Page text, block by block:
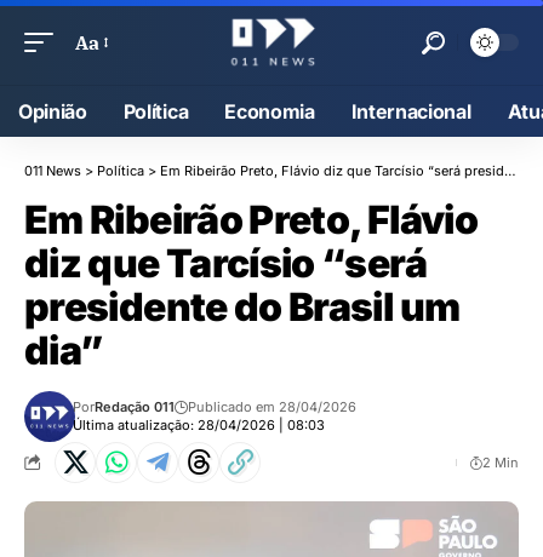
Aa
Opinião Política Economia Internacional
011 News > Política > Em Ribeirão Preto, Flávio diz que Tarcísio “será presidente do Brasil um dia”
Em Ribeirão Preto, Flávio
diz que Tarcísio “será
presidente do Brasil um
dia”
Última atualização: 28/04/2026 | 08:03
PorRedação 011 Publicado em 28/04/2026
2 Min